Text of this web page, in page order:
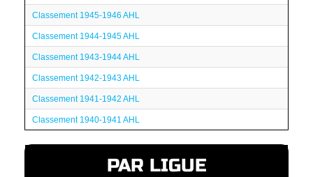
Classement 1945-1946 AHL
Classement 1944-1945 AHL
Classement 1943-1944 AHL
Classement 1942-1943 AHL
Classement 1941-1942 AHL
Classement 1940-1941 AHL
PAR LIGUE